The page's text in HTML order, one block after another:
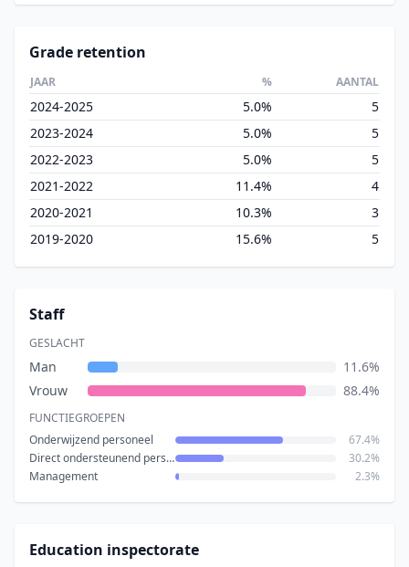
Grade retention
JAAR % AANTAL
2024-2025 5.0%
5
2023-2024
5.0%
5
2022-2023
5.0%
5
2021-2022
11.4%
4
2020-2021
10.3%
3
2019-2020
15.6% 5
Staff
GESLACHT
Man
11.6%
Vrouw
88.4%
FUNCTIEGROEPEN
Onderwijzend personeel
67.4%
Direct ondersteunend personeel
30.2%
Management
2.3%
Education inspectorate